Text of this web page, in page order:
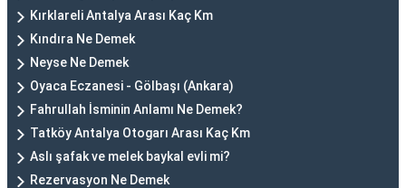
Kırklareli Antalya Arası Kaç Km
Kındıra Ne Demek
Neyse Ne Demek
Oyaca Eczanesi - Gölbaşı (Ankara)
Fahrullah İsminin Anlamı Ne Demek?
Tatköy Antalya Otogarı Arası Kaç Km
Aslı şafak ve melek baykal evli mi?
Rezervasyon Ne Demek